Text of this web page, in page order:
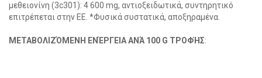
μεθειονίνη (3c301): 4 600 mg, αντιοξειδωτικά, συντηρητικό
επιτρέπεται στην ΕΕ. *Φυσικά συστατικά, αποξηραμένα.
ΜΕΤΑΒΟΛΙΖΌΜΕΝΗ ΕΝΈΡΓΕΙΑ ΑΝΆ 100 G ΤΡΟΦΉΣ: